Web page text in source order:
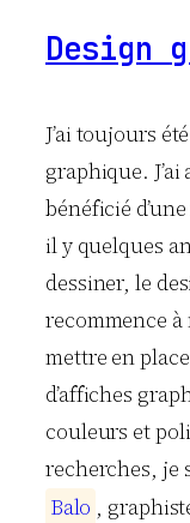
Design
J’ai toujours
graphique.
bénéficié
il y quelques
dessiner, le
recommence à
mettre en
d’affiches
couleurs et
recherches, je
Balo ,